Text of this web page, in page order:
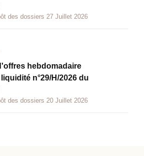
des dossiers 27 Juillet 2026
hebdomadaire
n°29/H/2026 du
des dossiers 20 Juillet 2026